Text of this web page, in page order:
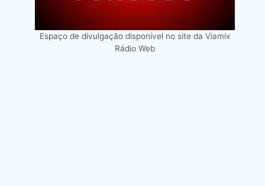
Espaço de divulgação disponível no site da Viamix
Rádio Web